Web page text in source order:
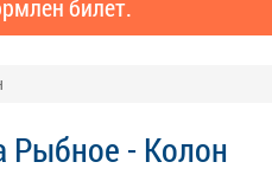
билет.
Рыбное - Колон